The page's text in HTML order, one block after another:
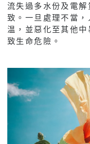
流失過多水份及電
致。一旦處理不當
温，並惡化至其他
致生命危險。